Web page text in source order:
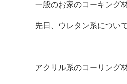
一般のお家のコーキング
先日、ウレタン系につい
アクリル系のコーリング